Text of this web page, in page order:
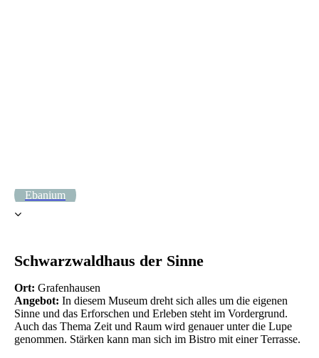
Ebanium
Schwarzwaldhaus der Sinne
Ort: Grafenhausen
Angebot: In diesem Museum dreht sich alles um die eigenen
Sinne und das Erforschen und Erleben steht im Vordergrund.
Auch das Thema Zeit und Raum wird genauer unter die Lupe
genommen. Stärken kann man sich im Bistro mit einer Terrasse.